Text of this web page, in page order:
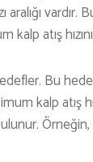
HAVUZ
vardır.
kalp atış
Bu hedef
kalp atış